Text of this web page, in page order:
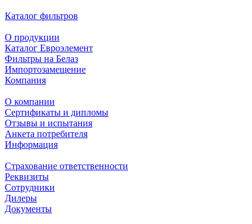
Каталог фильтров
О продукции
Каталог Евроэлемент
Фильтры на Белаз
Импортозамещение
Компания
О компании
Сертификаты и дипломы
Отзывы и испытания
Анкета потребителя
Информация
Страхование ответственности
Реквизиты
Сотрудники
Дилеры
Документы